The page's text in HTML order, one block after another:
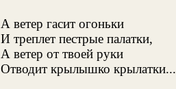
А ветер гасит огоньки
И треплет пестрые палатки,
А ветер от твоей руки
Отводит крылышко крылатки...